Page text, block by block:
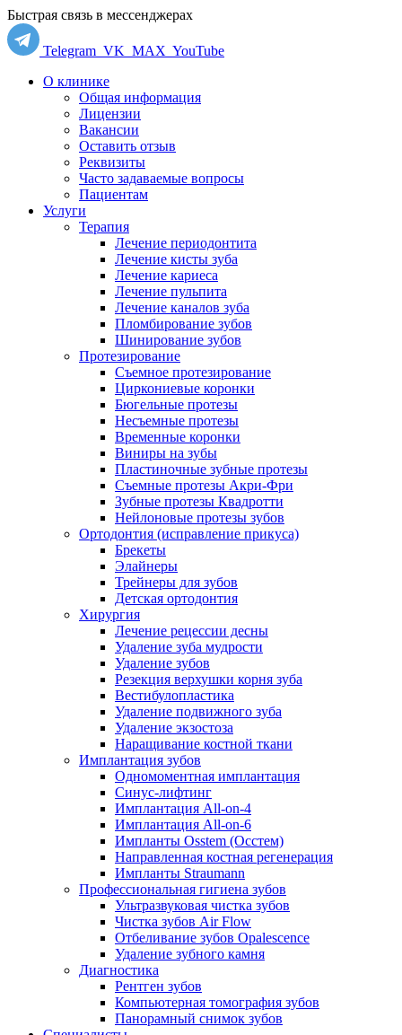
Быстрая связь в мессенджерах
Telegram VK MAX YouTube
О клинике
Общая информация
Лицензии
Вакансии
Оставить отзыв
Реквизиты
Часто задаваемые вопросы
Пациентам
Услуги
Терапия
Лечение периодонтита
Лечение кисты зуба
Лечение кариеса
Лечение пульпита
Лечение каналов зуба
Пломбирование зубов
Шинирование зубов
Протезирование
Съемное протезирование
Циркониевые коронки
Бюгельные протезы
Несъемные протезы
Временные коронки
Виниры на зубы
Пластиночные зубные протезы
Съемные протезы Акри-Фри
Зубные протезы Квадротти
Нейлоновые протезы зубов
Ортодонтия (исправление прикуса)
Брекеты
Элайнеры
Трейнеры для зубов
Детская ортодонтия
Хирургия
Лечение рецессии десны
Удаление зуба мудрости
Удаление зубов
Резекция верхушки корня зуба
Вестибулопластика
Удаление подвижного зуба
Удаление экзостоза
Наращивание костной ткани
Имплантация зубов
Одномоментная имплантация
Синус-лифтинг
Имплантация All-on-4
Имплантация All-on-6
Импланты Osstem (Осстем)
Направленная костная регенерация
Импланты Straumann
Профессиональная гигиена зубов
Ультразвуковая чистка зубов
Чистка зубов Air Flow
Отбеливание зубов Opalescence
Удаление зубного камня
Диагностика
Рентген зубов
Компьютерная томография зубов
Панорамный снимок зубов